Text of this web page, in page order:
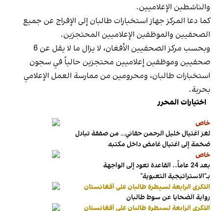
والناشطين الإعلاميين.
كما دعا المركز جهاز استخبارات طالبان إلى الإفراج عن جميع
الصحفيين والموظفين الإعلاميين المحتجزين.
وبحسب مركز الصحفيين الأفغان، لا يزال ما لا يقل عن 6
صحفيين وموظفين إعلاميين محتجزين حالياً في سجون
استخبارات طالبان، ومحرومين من ممارسة العمل الإعلامي
بحرية.
اختيارات المحرر
خاص
لغز اغتيال خليل الرحمن حقاني… من صفقة تبادل
ضخمة إلى اغتيال غامض داخل مكتبه
خاص
بعد 24 عاماً.. القاعدة تعود إلى الواجهة
بـ"الاستراتيجية التعبوية"
الذكرى الرابعة لسيطرة طالبان على أفغانستان
رواية الضحايا عن سوط طالبان
الذكرى الرابعة لسيطرة طالبان على أفغانستان